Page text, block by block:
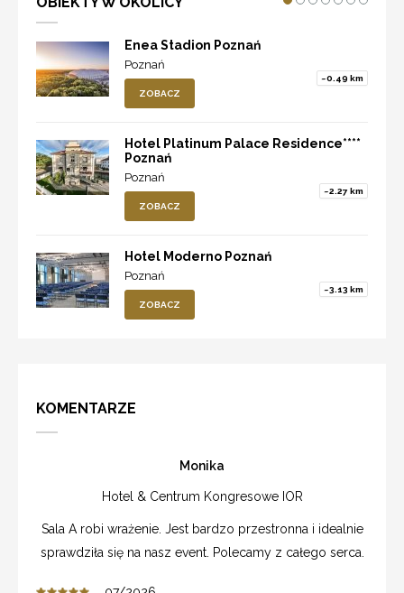
Enea Stadion Poznań
Poznań
~0.49 km
ZOBACZ
Hotel Platinum Palace Residence****
Poznań
Poznań
~2.27 km
ZOBACZ
Hotel Moderno Poznań
Poznań
~3.13 km
ZOBACZ
KOMENTARZE
Monika
Hotel & Centrum Kongresowe IOR
Sala A robi wrażenie. Jest bardzo przestronna i idealnie
sprawdziła się na nasz event. Polecamy z całego serca.